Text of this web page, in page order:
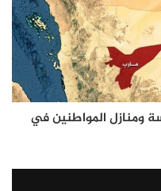
ومنازل المواطنين في